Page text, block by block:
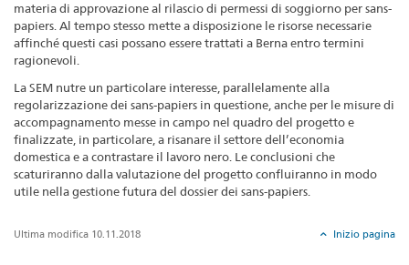
materia di approvazione al rilascio di permessi di soggiorno per sans-
papiers. Al tempo stesso mette a disposizione le risorse necessarie
affinché questi casi possano essere trattati a Berna entro termini
ragionevoli.
La SEM nutre un particolare interesse, parallelamente alla
regolarizzazione dei sans-papiers in questione, anche per le misure di
accompagnamento messe in campo nel quadro del progetto e
finalizzate, in particolare, a risanare il settore dell’economia
domestica e a contrastare il lavoro nero. Le conclusioni che
scaturiranno dalla valutazione del progetto confluiranno in modo
utile nella gestione futura del dossier dei sans-papiers.
Ultima modifica 10.11.2018 Inizio pagina